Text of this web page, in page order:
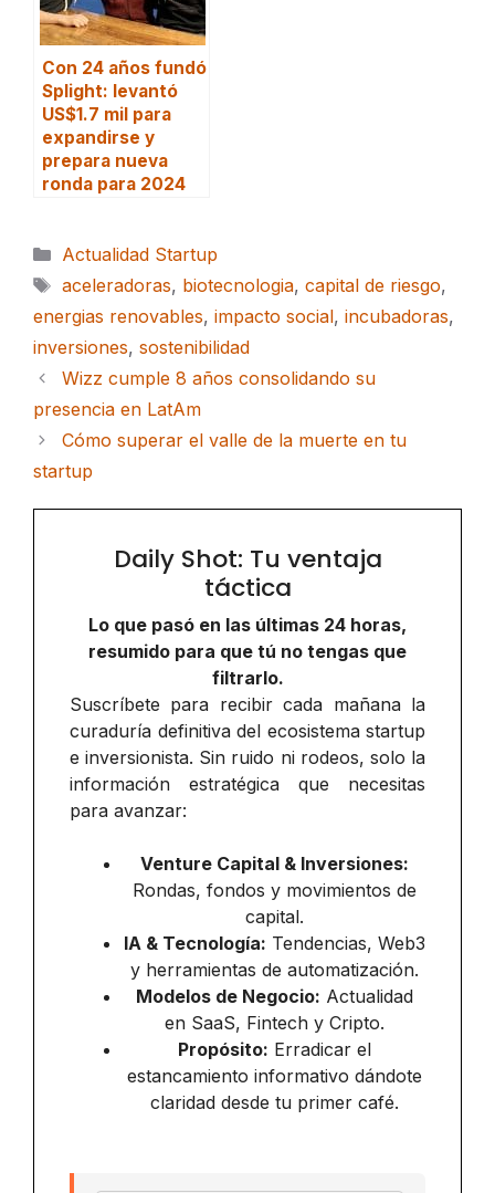
Con 24 años fundó
Splight: levantó
US$1.7 mil para
expandirse y
prepara nueva
ronda para 2024
Categorías
Actualidad Startup
Etiquetas
aceleradoras, biotecnologia, capital de riesgo,
energias renovables, impacto social, incubadoras,
inversiones, sostenibilidad
Wizz cumple 8 años consolidando su
presencia en LatAm
Cómo superar el valle de la muerte en tu
startup
Daily Shot: Tu ventaja
táctica
Lo que pasó en las últimas 24 horas,
resumido para que tú no tengas que
filtrarlo.
Suscríbete para recibir cada mañana la
curaduría definitiva del ecosistema startup
e inversionista. Sin ruido ni rodeos, solo la
información estratégica que necesitas
para avanzar:
Venture Capital & Inversiones:
Rondas, fondos y movimientos de
capital.
IA & Tecnología: Tendencias, Web3
y herramientas de automatización.
Modelos de Negocio: Actualidad
en SaaS, Fintech y Cripto.
Propósito: Erradicar el
estancamiento informativo dándote
claridad desde tu primer café.